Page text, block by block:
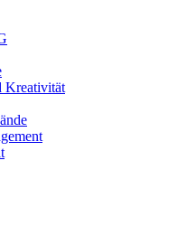
Kreativität